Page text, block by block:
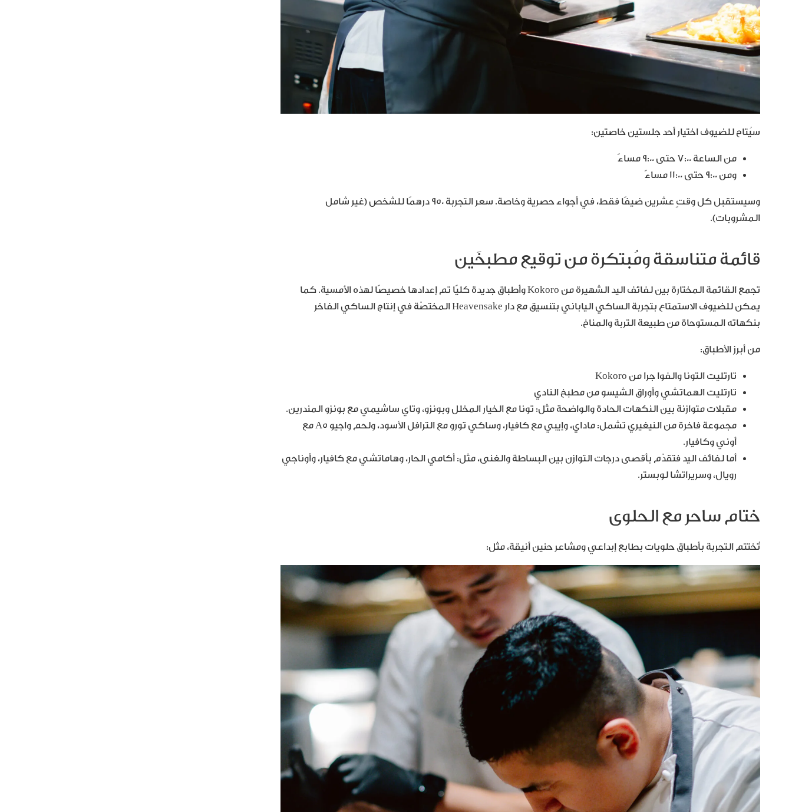
سيُتاح للضيوف اختيار أحد جلستين خاصتين:
من الساعة 7:00 حتى 9:00 مساءً
ومن 9:00 حتى 11:00 مساءً
وسيستقبل كل وقتٍ عشرين ضيفًا فقط، في أجواء حصرية وخاصة. سعر التجربة 950 درهمًا للشخص (غير شامل
المشروبات).
قائمة متناسقة ومُبتكرة من توقيع مطبخَين
تجمع القائمة المختارة بين لفائف اليد الشهيرة من Kokoro وأطباق جديدة كليًا تم إعدادها خصيصًا لهذه الأمسية. كما
يمكن للضيوف الاستمتاع بتجربة الساكي الياباني بتنسيق مع دار Heavensake المختصّة في إنتاج الساكي الفاخر
بنكهاته المستوحاة من طبيعة التربة والمناخ.
من أبرز الأطباق:
تارتليت التونا والفوا جرا من Kokoro
تارتليت الهماتشي وأوراق الشيسو من مطبخ النادي
مقبلات متوازنة بين النكهات الحادة والواضحة مثل: تونا مع الخيار المخلل وبونزو، وتاي ساشيمي مع بونزو المندرين.
مجموعة فاخرة من النيغيري تشمل: ماداي، وإيبي مع كافيار، وساكي تورو مع الترافل الأسود، ولحم واجيو A5 مع
أوني وكافيار.
أما لفائف اليد فتقدّم بأقصى درجات التوازن بين البساطة والغنى، مثل: أكامي الحار، وهاماتشي مع كافيار، وأوناجي
رويال، وسريراتشا لوبستر.
ختام ساحر مع الحلوى
تُختتم التجربة بأطباق حلويات بطابع إبداعي ومشاعر حنين أنيقة، مثل: